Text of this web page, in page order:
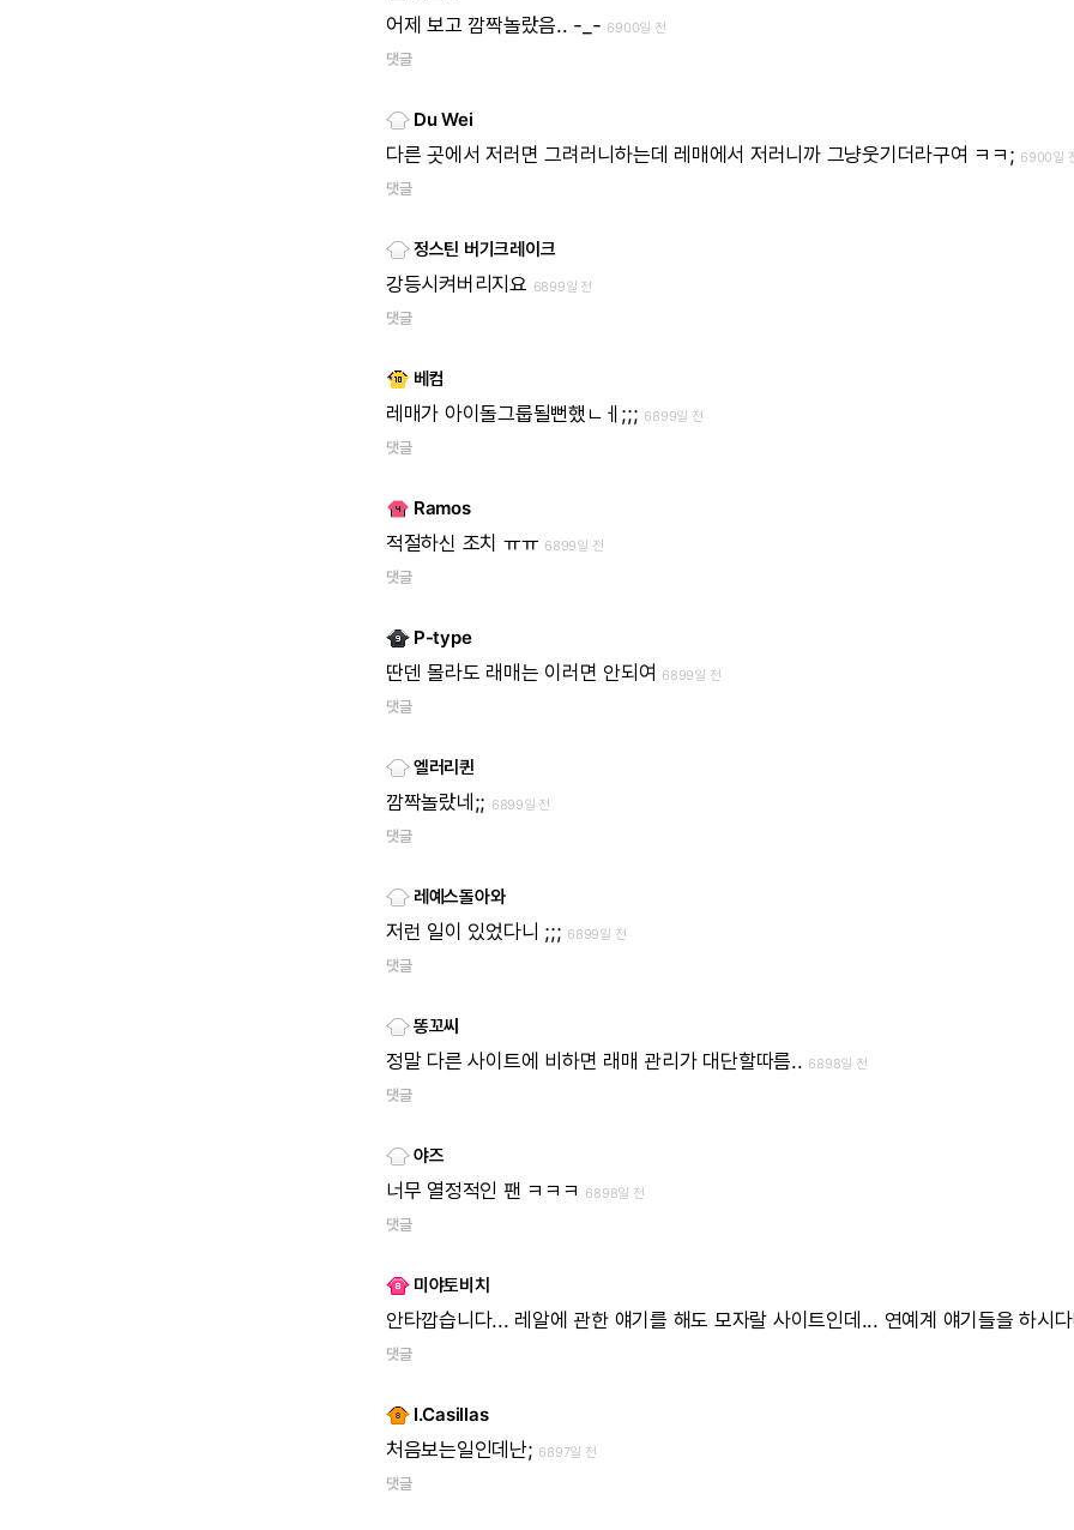
어제 보고 깜짝놀랐음.. -_- 6900일 전
댓글
Du Wei
다른 곳에서 저러면 그려러니하는데 레매에서 저러니까 그냥웃기더라구여 ㅋㅋ; 6900일
댓글
정스틴 버기크레이크
강등시켜버리지요 6899일 전
댓글
베컴
레매가 아이돌그룹될뻔했ㄴㅔ;;; 6899일 전
댓글
Ramos
적절하신 조치 ㅠㅠ 6899일 전
댓글
P-type
딴덴 몰라도 래매는 이러면 안되여 6899일 전
댓글
엘러리퀸
깜짝놀랐네;; 6899일 전
댓글
레예스돌아와
저런 일이 있었다니 ;;; 6899일 전
댓글
똥꼬씨
정말 다른 사이트에 비하면 래매 관리가 대단할따름.. 6898일 전
댓글
야즈
너무 열정적인 팬 ㅋㅋㅋ 6898일 전
댓글
미야토비치
안타깝습니다... 레알에 관한 얘기를 해도 모자랄 사이트인데... 연예계 얘기들을 하시
댓글
I.Casillas
처음보는일인데난; 6897일 전
댓글